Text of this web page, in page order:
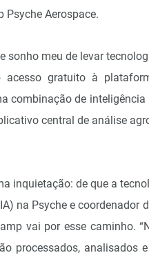
Psyche Aerospace.
sonho meu de levar
acesso gratuito à
combinação de
central de análise
inquietação: de que a
na Psyche e
vai por esse caminho.
processados, analisados